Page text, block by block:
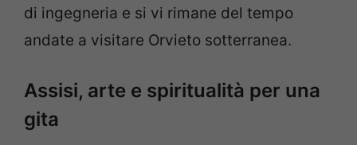
di ingegneria e si vi rimane del tempo
andate a visitare Orvieto sotterranea.
Assisi, arte e spiritualità per una
gita